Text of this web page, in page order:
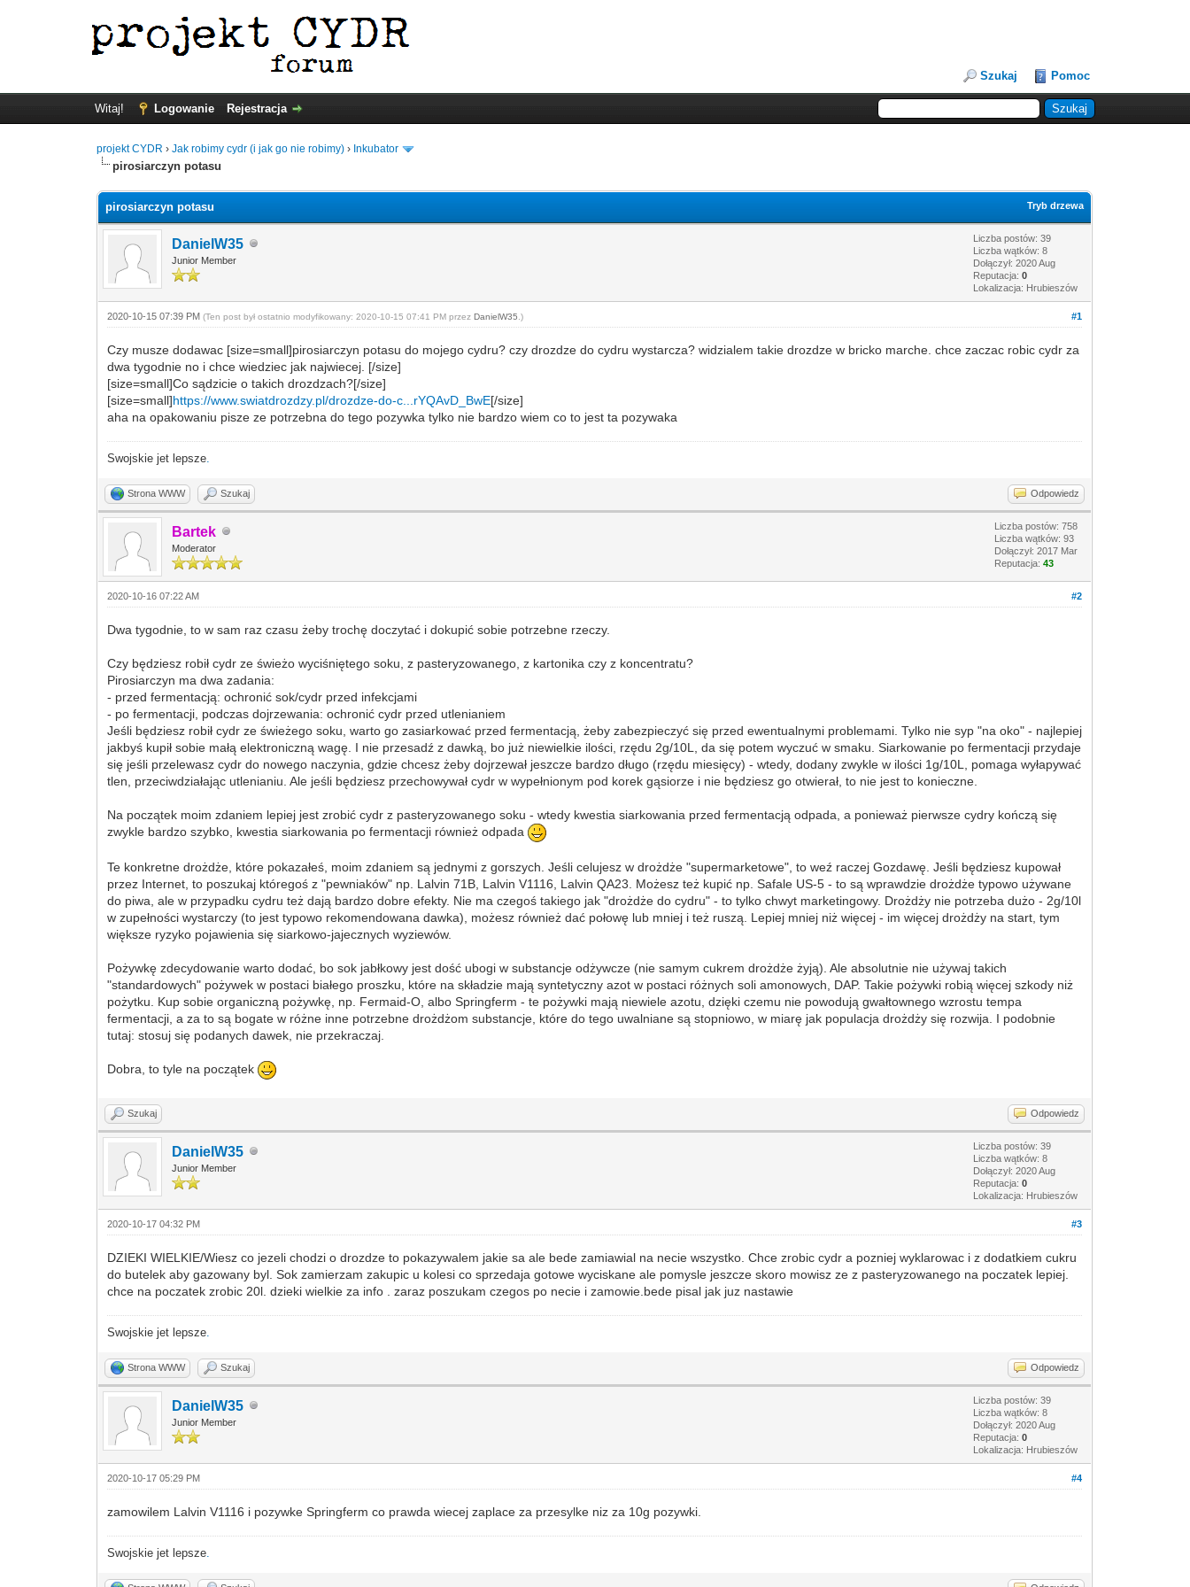
Szukaj Pomoc
Witaj! Logowanie Rejestracja
projekt CYDR ›Jak robimy cydr (i jak go nie robimy) › Inkubator
pirosiarczyn potasu
Tryb drzewa
pirosiarczyn potasu
DanielW35
Junior Member
Liczba postów: 39
Liczba wątków: 8
Dołączył: 2020 Aug
Reputacja:0
Lokalizacja: Hrubieszów
#1
2020-10-15 07:39 PM(Ten post był ostatnio modyfikowany: 2020-10-15 07:41 PM przezDanielW35 .)
Czy musze dodawac [size=small]pirosiarczyn potasu do mojego cydru? czy drozdze do cydru wystarcza? widzialem takie drozdze w bricko marche. chce zaczac robic cydr za
dwa tygodnie no i chce wiedziec jak najwiecej. [/size]
[size=small]Co sądzicie o takich drozdzach?[/size]
[size=small]https://www.swiatdrozdzy.pl/drozdze-do-c...rYQAvD_BwE[/size]
aha na opakowaniu pisze ze potrzebna do tego pozywka tylko nie bardzo wiem co to jest ta pozywaka
Swojskie jet lepsze
Strona WWW Szukaj Odpowiedz
Bartek
Moderator
Liczba postów: 758
Liczba wątków: 93
Dołączył: 2017 Mar
Reputacja:43
#2
2020-10-16 07:22 AM
Dwa tygodnie, to w sam raz czasu żeby trochę doczytać i dokupić sobie potrzebne rzeczy.
Czy będziesz robił cydr ze świeżo wyciśniętego soku, z pasteryzowanego, z kartonika czy z koncentratu?
Pirosiarczyn ma dwa zadania:
- przed fermentacją: ochronić sok/cydr przed infekcjami
- po fermentacji, podczas dojrzewania: ochronić cydr przed utlenianiem
Jeśli będziesz robił cydr ze świeżego soku, warto go zasiarkować przed fermentacją, żeby zabezpieczyć się przed ewentualnymi problemami. Tylko nie syp "na oko" - najlepiej
jakbyś kupił sobie małą elektroniczną wagę. I nie przesadź z dawką, bo już niewielkie ilości, rzędu 2g/10L, da się potem wyczuć w smaku. Siarkowanie po fermentacji przydaje
się jeśli przelewasz cydr do nowego naczynia, gdzie chcesz żeby dojrzewał jeszcze bardzo długo (rzędu miesięcy) - wtedy, dodany zwykle w ilości 1g/10L, pomaga wyłapywać
tlen, przeciwdziałając utlenianiu. Ale jeśli będziesz przechowywał cydr w wypełnionym pod korek gąsiorze i nie będziesz go otwierał, to nie jest to konieczne.
Na początek moim zdaniem lepiej jest zrobić cydr z pasteryzowanego soku - wtedy kwestia siarkowania przed fermentacją odpada, a ponieważ pierwsze cydry kończą się
zwykle bardzo szybko, kwestia siarkowania po fermentacji również odpada
Te konkretne drożdże, które pokazałeś, moim zdaniem są jednymi z gorszych. Jeśli celujesz w drożdże "supermarketowe", to weź raczej Gozdawę. Jeśli będziesz kupował
przez Internet, to poszukaj któregoś z "pewniaków" np. Lalvin 71B, Lalvin V1116, Lalvin QA23. Możesz też kupić np. Safale US-5 - to są wprawdzie drożdże typowo używane
do piwa, ale w przypadku cydru też dają bardzo dobre efekty. Nie ma czegoś takiego jak "drożdże do cydru" - to tylko chwyt marketingowy. Drożdży nie potrzeba dużo - 2g/10l
w zupełności wystarczy (to jest typowo rekomendowana dawka), możesz również dać połowę lub mniej i też ruszą. Lepiej mniej niż więcej - im więcej drożdży na start, tym
większe ryzyko pojawienia się siarkowo-jajecznych wyziewów.
Pożywkę zdecydowanie warto dodać, bo sok jabłkowy jest dość ubogi w substancje odżywcze (nie samym cukrem drożdże żyją). Ale absolutnie nie używaj takich
"standardowych" pożywek w postaci białego proszku, które na składzie mają syntetyczny azot w postaci różnych soli amonowych, DAP. Takie pożywki robią więcej szkody niż
pożytku. Kup sobie organiczną pożywkę, np. Fermaid-O, albo Springferm - te pożywki mają niewiele azotu, dzięki czemu nie powodują gwałtownego wzrostu tempa
fermentacji, a za to są bogate w różne inne potrzebne drożdżom substancje, które do tego uwalniane są stopniowo, w miarę jak populacja drożdży się rozwija. I podobnie
tutaj: stosuj się podanych dawek, nie przekraczaj.
Dobra, to tyle na początek
Szukaj Odpowiedz
DanielW35
Junior Member
Liczba postów: 39
Liczba wątków: 8
Dołączył: 2020 Aug
Reputacja:0
Lokalizacja: Hrubieszów
#3
2020-10-17 04:32 PM
DZIEKI WIELKIE/Wiesz co jezeli chodzi o drozdze to pokazywalem jakie sa ale bede zamiawial na necie wszystko. Chce zrobic cydr a pozniej wyklarowac i z dodatkiem cukru
do butelek aby gazowany byl. Sok zamierzam zakupic u kolesi co sprzedaja gotowe wyciskane ale pomysle jeszcze skoro mowisz ze z pasteryzowanego na poczatek lepiej.
chce na poczatek zrobic 20l. dzieki wielkie za info . zaraz poszukam czegos po necie i zamowie.bede pisal jak juz nastawie
Swojskie jet lepsze
Strona WWW Szukaj Odpowiedz
DanielW35
Junior Member
Liczba postów: 39
Liczba wątków: 8
Dołączył: 2020 Aug
Reputacja:0
Lokalizacja: Hrubieszów
#4
2020-10-17 05:29 PM
zamowilem Lalvin V1116 i pozywke Springferm co prawda wiecej zaplace za przesylke niz za 10g pozywki.
Swojskie jet lepsze